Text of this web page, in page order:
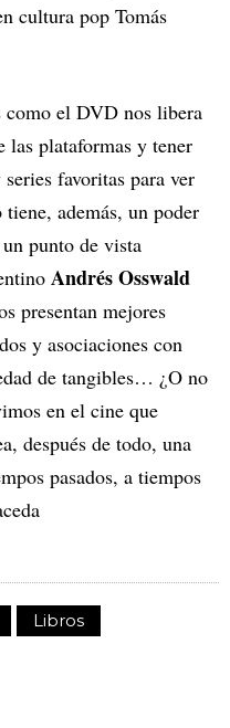
cultura pop Tomás
como el DVD nos libera
las plataformas y tener
favoritas para ver
además, un poder
punto de vista
Andrés Osswald
presentan mejores
y asociaciones con
de tangibles… ¿O no
en el cine que
después de todo, una
pasados, a tiempos
Libros